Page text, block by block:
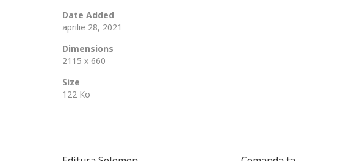
Date Added
aprilie 28, 2021
Dimensions
2115 x 660
Size
122 Ko